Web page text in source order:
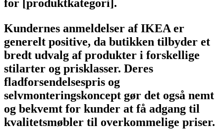
for [produktkategori].
Kundernes anmeldelser af IKEA er
generelt positive, da butikken tilbyder et
bredt udvalg af produkter i forskellige
stilarter og prisklasser. Deres
fladforsendelsespris og
selvmonteringskoncept gør det også nemt
og bekvemt for kunder at få adgang til
kvalitetsmøbler til overkommelige priser.